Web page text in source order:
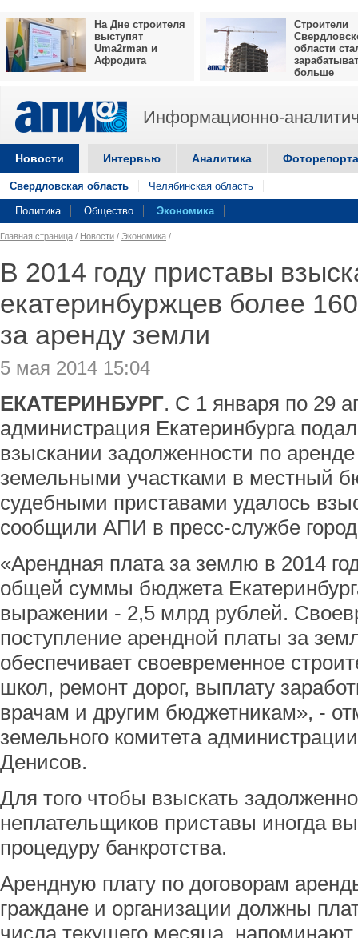
На Дне строителя
выступят
Uma2rman и
Афродита
Строители
области
больше
Информационно-
Новости Интервью Аналитика
Свердловская область Челябинская область
Политика Общество Экономика
Главная страница / Новости / Экономика /
В 2014 году приставы
екатеринбуржцев более
за аренду земли
5 мая 2014 15:04
ЕКАТЕРИНБУРГ. С 1 января по 29
администрация Екатеринбурга
взыскании задолженности по
земельными участками в местный
судебными приставами удалось
сообщили АПИ в пресс-службе
«Арендная плата за землю в 2014
общей суммы бюджета
выражении - 2,5 млрд рублей.
поступление арендной платы за
обеспечивает своевременное
школ, ремонт дорог, выплату
врачам и другим бюджетникам», -
земельного комитета
Денисов.
Для того чтобы взыскать
неплательщиков приставы иногда
процедуру банкротства.
Арендную плату по договорам
граждане и организации должны
числа текущего месяца,